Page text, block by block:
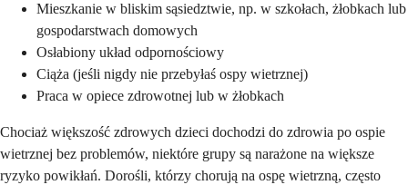
Mieszkanie w bliskim sąsiedztwie, np. w szkołach, żłobkach lub
gospodarstwach domowych
Osłabiony układ odpornościowy
Ciąża (jeśli nigdy nie przebyłaś ospy wietrznej)
Praca w opiece zdrowotnej lub w żłobkach
Chociaż większość zdrowych dzieci dochodzi do zdrowia po ospie
wietrznej bez problemów, niektóre grupy są narażone na większe
ryzyko powikłań. Dorośli, którzy chorują na ospę wietrzną, często